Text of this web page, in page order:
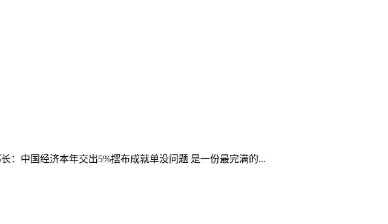
：中国经济本年交出5%摆布成就单没问题 是一份最完满的...